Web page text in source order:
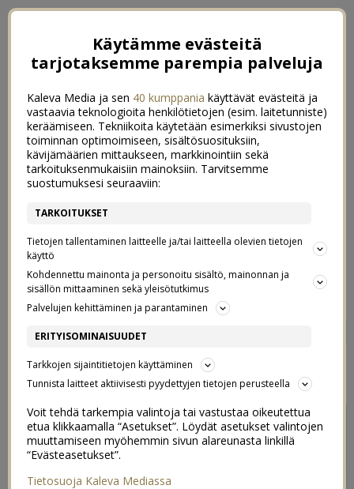
OMAN ELÄMÄNI KONMARINA
TÄSSÄ
28/04/2016
Käytämme evästeitä
tarjotaksemme parempia palveluja
Kaleva Media ja sen 40 kumppania käyttävät evästeitä ja
vastaavia teknologioita henkilötietojen (esim. laitetunniste)
keräämiseen. Tekniikoita käytetään esimerkiksi sivustojen
toiminnan optimoimiseen, sisältösuosituksiin,
kävijämäärien mittaukseen, markkinointiin sekä
tarkoituksenmukaisiin mainoksiin. Tarvitsemme
suostumuksesi seuraaviin:
TARKOITUKSET
Tietojen tallentaminen laitteelle ja/tai laitteella olevien tietojen
käyttö
Kohdennettu mainonta ja personoitu sisältö, mainonnan ja
sisällön mittaaminen sekä yleisötutkimus
Palvelujen kehittäminen ja parantaminen
ERITYISOMINAISUUDET
Tarkkojen sijaintitietojen käyttäminen
Tunnista laitteet aktiivisesti pyydettyjen tietojen perusteella
Voit tehdä tarkempia valintoja tai vastustaa oikeutettua
etua klikkaamalla “Asetukset”. Löydät asetukset valintojen
muuttamiseen myöhemmin sivun alareunasta linkillä
“Evästeasetukset”.
Tietosuoja Kaleva Mediassa